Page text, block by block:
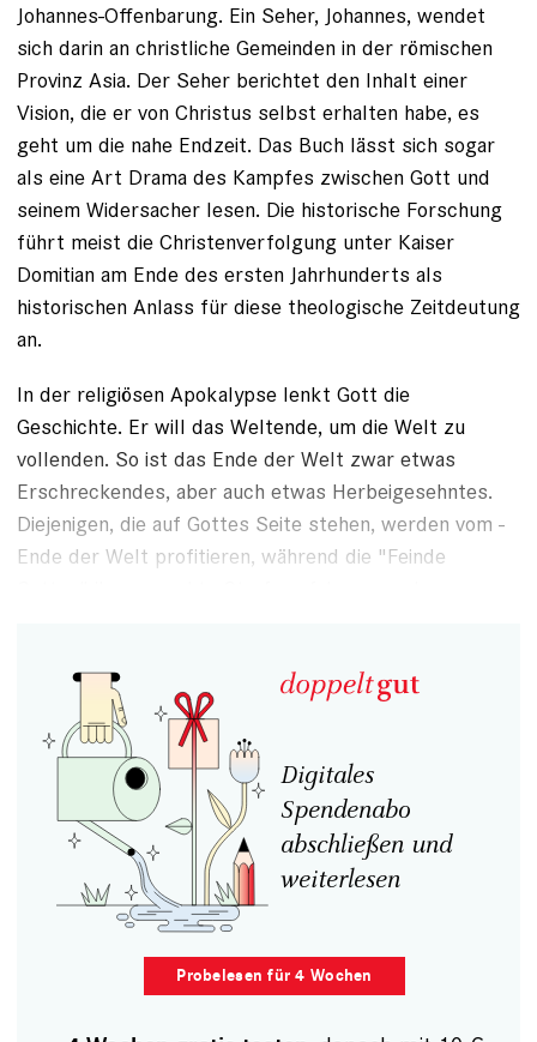
Johannes-Offenbarung. Ein Seher, ­Johannes, wendet
sich darin an christliche Gemeinden in der römischen
Provinz Asia. Der Seher berichtet den Inhalt einer
Vision, die er von Chris­tus selbst erhalten habe, es
geht um die nahe Endzeit. Das Buch lässt sich sogar
als eine Art Drama des Kampfes zwischen Gott und
seinem Widersacher lesen. Die historische Forschung
führt meist die Christenverfolgung unter Kaiser
Domitian am Ende des ersten Jahrhunderts als
historischen Anlass für diese theo­logische Zeitdeutung
an.
In der religiösen Apokalypse lenkt Gott die
Geschichte. Er will das Weltende, um die Welt zu
vollenden. So ist das Ende der Welt zwar etwas
Erschreckendes, aber auch etwas Herbeigesehntes.
Diejenigen, die auf Gottes Seite stehen, werden vom ­
Ende der Welt profitieren, während die "Feinde
Digitales
Spendenabo
abschließen und
weiterlesen
Probelesen für 4 Wochen